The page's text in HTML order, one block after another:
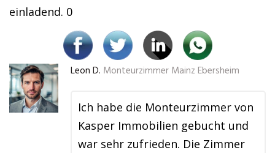
einladend. 0
Leon D. Monteurzimmer Mainz Ebersheim
Ich habe die Monteurzimmer von
Kasper Immobilien gebucht und
war sehr zufrieden. Die Zimmer